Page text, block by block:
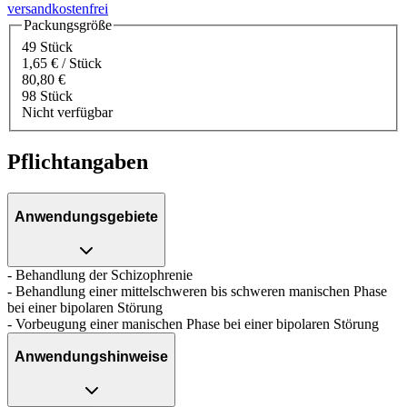
versandkostenfrei
Packungsgröße
49 Stück
1,65 € / Stück
80,80 €
98 Stück
Nicht verfügbar
Pflichtangaben
Anwendungsgebiete
- Behandlung der Schizophrenie
- Behandlung einer mittelschweren bis schweren manischen Phase
bei einer bipolaren Störung
- Vorbeugung einer manischen Phase bei einer bipolaren Störung
Anwendungshinweise